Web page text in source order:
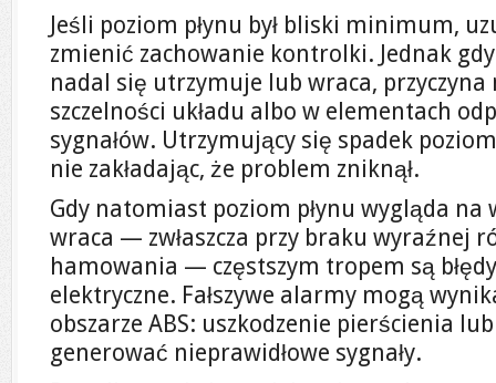
Jeśli poziom płynu był bliski minimum,
zmienić zachowanie kontrolki. Jednak
nadal się utrzymuje lub wraca,
szczelności układu albo w elementach
sygnałów. Utrzymujący się spadek
nie zakładając, że problem zniknął.
Gdy natomiast poziom płynu wygląda na
wraca — zwłaszcza przy braku wyraźnej
hamowania — częstszym tropem są
elektryczne. Fałszywe alarmy mogą
obszarze ABS: uszkodzenie pierścienia
generować nieprawidłowe sygnały.